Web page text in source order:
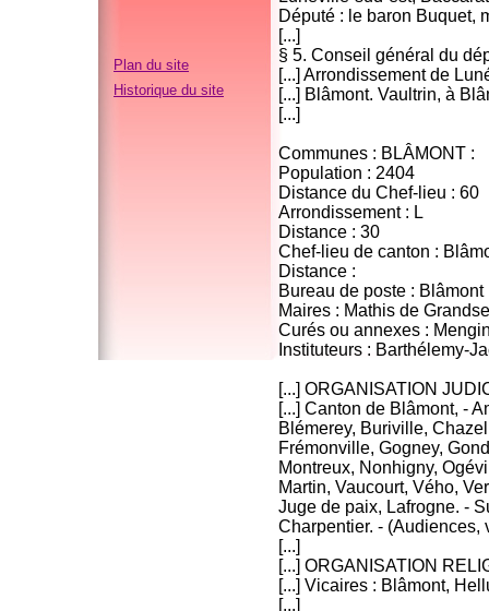
Plan du site
Historique du site
Député : le baron Buquet,
[...]
§ 5. Conseil général du
[...] Arrondissement de
[...] Blâmont. Vaultrin, à
[...]
Communes : BLÂMONT :
Population : 2404
Distance du Chef-lieu : 60
Arrondissement : L
Distance : 30
Chef-lieu de canton :
Distance :
Bureau de poste : Blâmont
Maires : Mathis de
Curés ou annexes :
Instituteurs : Barthélemy-
[...] ORGANISATION
[...] Canton de Blâmont, -
Blémerey, Buriville,
Frémonville, Gogney,
Montreux, Nonhigny,
Martin, Vaucourt, Vého,
Juge de paix, Lafrogne. -
Charpentier. - (Audiences,
[...]
[...] ORGANISATION
[...] Vicaires : Blâmont,
[...]